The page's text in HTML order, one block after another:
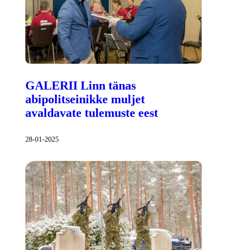
GALERII Linn tänas
abipolitseinikke muljet
avaldavate tulemuste eest
28-01-2025